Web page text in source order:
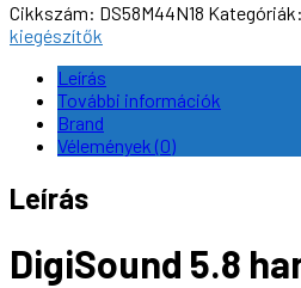
Cikkszám: DS58M44N18 Kategóriák:
kiegészítők
Leírás
További információk
Brand
Vélemények (0)
Leírás
DigiSound 5.8